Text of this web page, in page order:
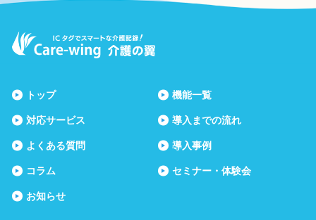
トップ 機能一覧
対応サービス 導入までの流れ
よくある質問 導入事例
コラム セミナー・体験会
お知らせ